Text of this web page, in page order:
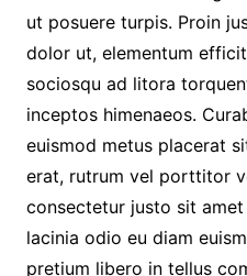
ut posuere turpis. Proin
dolor ut, elementum
sociosqu ad litora
inceptos himenaeos.
euismod metus placerat
erat, rutrum vel porttitor
consectetur justo sit
lacinia odio eu diam
pretium libero in tellus